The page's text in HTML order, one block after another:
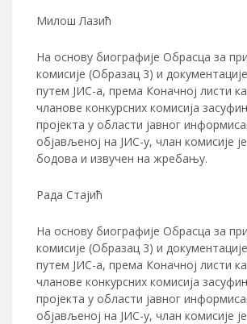
Милош Лазић
На основу биографије Обрасца за
комисије (Образац 3) и
путем ЈИС-а, према Конaчној листи
чланове конкурсних комисија
пројекта у области јавног
објављеној на ЈИС-у, члан комисије
бодова и извучен на жребању.
Рада Стајић
На основу биографије Обрасца за
комисије (Образац 3) и
путем ЈИС-а, према Конaчној листи
чланове конкурсних комисија
пројекта у области јавног
објављеној на ЈИС-у, члан комисије